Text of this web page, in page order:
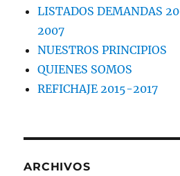
LISTADOS DEMANDAS
2007
NUESTROS PRINCIPIOS
QUIENES SOMOS
REFICHAJE 2015-2017
ARCHIVOS